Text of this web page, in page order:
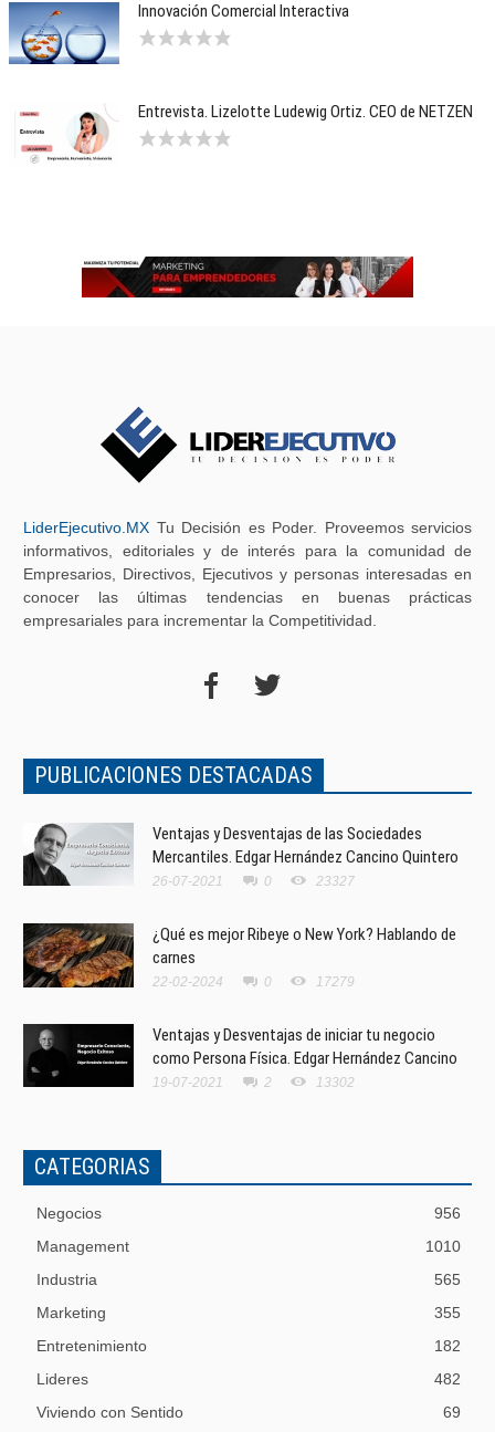
Innovación Comercial Interactiva
Entrevista. Lizelotte Ludewig Ortiz. CEO de NETZEN
LiderEjecutivo.MX Tu Decisión es Poder. Proveemos servicios
informativos, editoriales y de interés para la comunidad de
Empresarios, Directivos, Ejecutivos y personas interesadas en
conocer las últimas tendencias en buenas prácticas
empresariales para incrementar la Competitividad.
PUBLICACIONES DESTACADAS
Ventajas y Desventajas de las Sociedades
Mercantiles. Edgar Hernández Cancino Quintero
26-07-2021 0 23327
¿Qué es mejor Ribeye o New York? Hablando de
carnes
22-02-2024 0 17279
Ventajas y Desventajas de iniciar tu negocio
como Persona Física. Edgar Hernández Cancino
19-07-2021 2 13302
CATEGORIAS
Negocios
956
Management
1010
Industria
565
Marketing
355
Entretenimiento
182
Lideres
482
Viviendo con Sentido
69